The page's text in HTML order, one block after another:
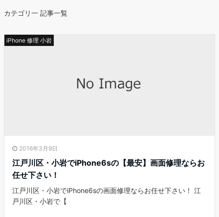
カテゴリ一 記事一覧
iPhone 修理 小岩
2016年3月9日
江戸川区・小岩でiPhone6sの【最安】画面修理ならお
任せ下さい！
江戸川区・小岩でiPhone6sの画面修理ならお任せ下さい！ 江
戸川区・小岩で【